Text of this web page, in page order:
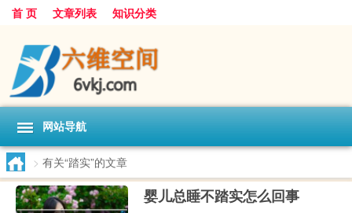
首 页 文章列表 知识分类
网站导航
> 有关“踏实”的文章
婴儿总睡不踏实怎么回事